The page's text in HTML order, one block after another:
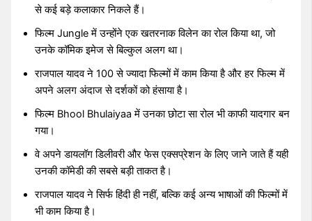
से कई बड़े कलाकार निकले हैं।
फिल्म Jungle में उन्होंने एक खतरनाक विलेन का रोल किया था, जो
उनके कॉमिक इमेज से बिल्कुल अलग था।
राजपाल यादव ने 100 से ज्यादा फिल्मों में काम किया है और हर फिल्म में
अपने अलग अंदाज से दर्शकों को हंसाया है।
फिल्म Bhool Bhulaiyaa में उनका छोटा सा रोल भी काफी यादगार बन
गया।
वे अपने डायलॉग डिलीवरी और फेस एक्सप्रेशन के लिए जाने जाते हैं यही
उनकी कॉमेडी की सबसे बड़ी ताकत है।
राजपाल यादव ने सिर्फ हिंदी ही नहीं, बल्कि कई अन्य भाषाओं की फिल्मों में
भी काम किया है।